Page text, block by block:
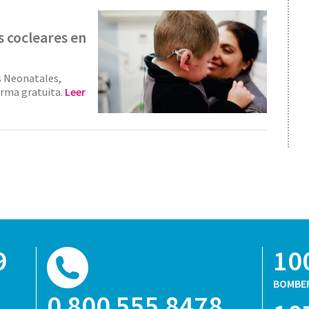
cocleares en
Neonatales,
gratuita. Leer